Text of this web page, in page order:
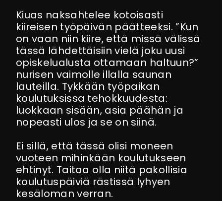
Kiuas naksahtelee kotoisasti
kiireisen työpäivän päätteeksi. ”Kun
on vaan niin kiire, että missä välissä
tässä lähdettäisiin vielä joku uusi
opiskelualusta ottamaan haltuun?”
nurisen vaimolle illalla saunan
lauteilla. Tykkään työpaikan
koulutuksissa tehokkuudesta:
luokkaan sisään, asia päähän ja
nopeasti ulos ja se on siinä.
Ei sillä, että tässä olisi moneen
vuoteen mihinkään koulutukseen
ehtinyt. Taitaa olla niitä pakollisia
koulutuspäiviä rästissä lyhyen
kesäloman verran.